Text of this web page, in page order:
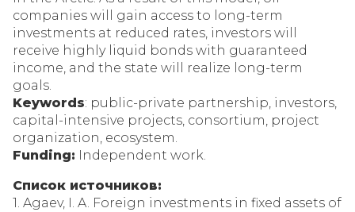
companies will gain access to long-term
investments at reduced rates, investors will
receive highly liquid bonds with guaranteed
income, and the state will realize long-term
goals.
Keywords: public-private partnership, investors,
capital-intensive projects, consortium, project
organization, ecosystem.
Funding: Independent work.
Список источников:
1. Agaev, I. A. Foreign investments in fixed assets of